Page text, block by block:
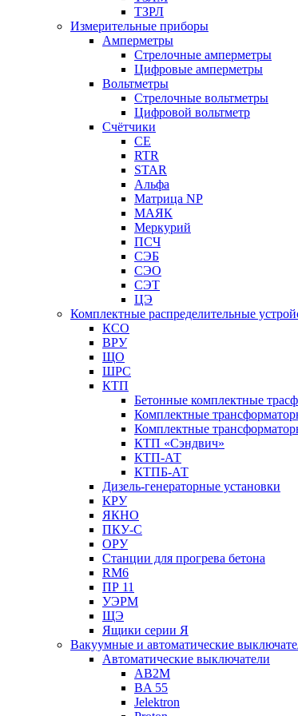
ТЗРЛ
Измерительные приборы
Амперметры
Стрелочные амперметры
Цифровые амперметры
Вольтметры
Стрелочные вольтметры
Цифровой вольтметр
Счётчики
CE
RTR
STAR
Альфа
Матрица NP
МАЯК
Меркурий
ПСЧ
СЭБ
СЭО
СЭТ
ЦЭ
Комплектные распределительные
КСО
ВРУ
ЩО
ШРС
КТП
Бетонные комплектные
Комплектные
Комплектные
КТП «Сэндвич»
КТП-АТ
КТПБ-АТ
Дизель-генераторные установки
КРУ
ЯКНО
ПКУ-С
ОРУ
Станции для прогрева бетона
RM6
ПР 11
УЭРМ
ЩЭ
Ящики серии Я
Вакуумные и автоматические
Автоматические выключатели
AB2M
BA 55
Jelektron